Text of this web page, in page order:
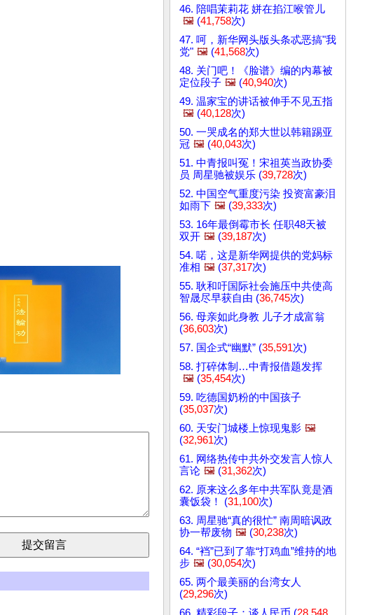
46. 陪唱茉莉花 姘在掐江喉管儿
🖼️ (41,758次)
47. 呵，新华网头版头条忒恶搞"我
党" 🖼️ (41,568次)
48. 关门吧！《脸谱》编的内幕被
定位段子 🖼️ (40,940次)
49. 温家宝的讲话被伸手不见五指
🖼️ (40,128次)
50. 一哭成名的郑大世以韩籍踢亚
冠 🖼️ (40,043次)
51. 中青报叫冤！宋祖英当政协委
员 周星驰被娱乐 (39,728次)
52. 中国空气重度污染 投资富豪泪
如雨下 🖼️ (39,333次)
53. 16年最倒霉市长 任职48天被
双开 🖼️ (39,187次)
54. 喏，这是新华网提供的党妈标
准相 🖼️ (37,317次)
55. 耿和吁国际社会施压中共使高
智晟尽早获自由 (36,745次)
56. 母亲如此身教 儿子才成富翁
(36,603次)
57. 国企式“幽默” (35,591次)
58. 打碎体制…中青报借题发挥
🖼️ (35,454次)
59. 吃德国奶粉的中国孩子
(35,037次)
60. 天安门城楼上惊现鬼影 🖼️
(32,961次)
61. 网络热传中共外交发言人惊人
言论 🖼️ (31,362次)
62. 原来这么多年中共军队竟是酒
囊饭袋！ (31,100次)
63. 周星驰“真的很忙” 南周暗讽政
协一帮废物 🖼️ (30,238次)
64. “裆”已到了靠“打鸡血”维持的地
步 🖼️ (30,054次)
65. 两个最美丽的台湾女人
(29,296次)
66. 精彩段子：谈人民币 (28,548